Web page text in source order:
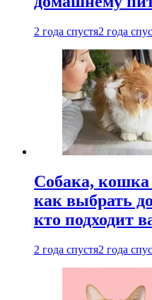
2 года спустя2 года
Собака,
как выбрать
кто подходит
2 года спустя2 года